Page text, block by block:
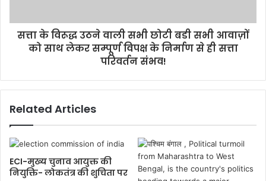
सत्ता के विरूद्ध उठने वाली सभी छोटी बडी सभी आवाज़ों
को साथ लेकर सम्पूर्ण विपक्ष के निर्माण से ही सत्ता
परिवर्तन संभव!
Related Articles
ECI-मुख्य चुनाव आयुक्त की
नियुक्ति- लोकतंत्र की शुचिता पर